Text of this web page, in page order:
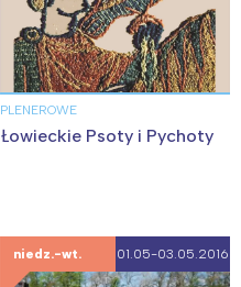
PLENEROWE
Łowieckie Psoty i Pychoty
niedz.-wt. 01.05-03.05.2016